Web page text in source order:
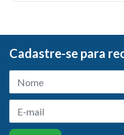
Cadastre-se para